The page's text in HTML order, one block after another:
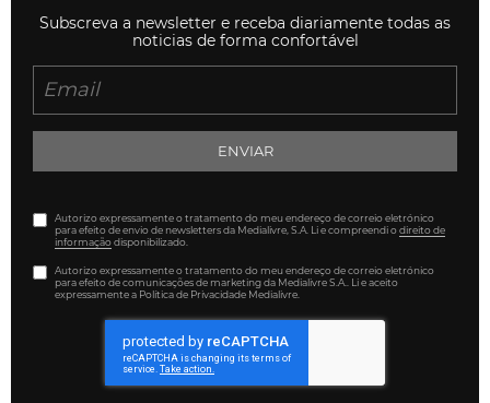
Subscreva a newsletter e receba diariamente todas as
noticias de forma confortável
ENVIAR
Autorizo expressamente o tratamento do meu endereço de correio eletrónico
para efeito de envio de newsletters da Medialivre, S.A. Li e compreendi odireito de
informaçãodisponibilizado.
Autorizo expressamente o tratamento do meu endereço de correio eletrónico
para efeito de comunicações de marketing da Medialivre S.A.. Li e aceito
expressamente a Política de Privacidade Medialivre.